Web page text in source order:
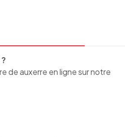
de auxerre en ligne sur notre